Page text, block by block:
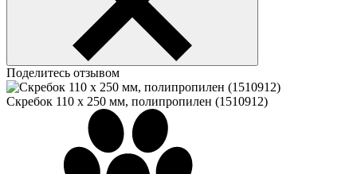
Поделитесь отзывом
Скребок 110 x 250 мм, полипропилен (1510912)